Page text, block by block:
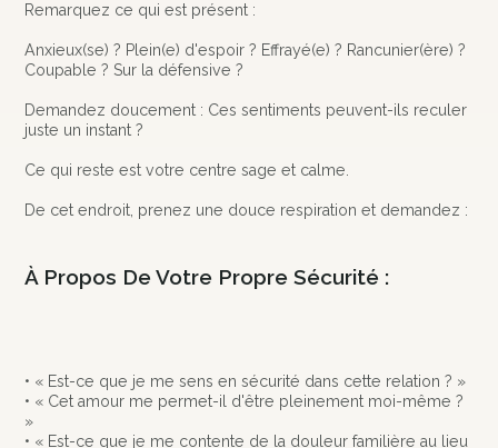
Remarquez ce qui est présent :
Anxieux(se) ? Plein(e) d'espoir ? Effrayé(e) ? Rancunier(ère) ?
Coupable ? Sur la défensive ?
Demandez doucement : Ces sentiments peuvent-ils reculer
juste un instant ?
Ce qui reste est votre centre sage et calme.
De cet endroit, prenez une douce respiration et demandez :
À Propos De Votre Propre Sécurité :
• « Est-ce que je me sens en sécurité dans cette relation ? »
• « Cet amour me permet-il d'être pleinement moi-même ?
»
• « Est-ce que je me contente de la douleur familière au lieu